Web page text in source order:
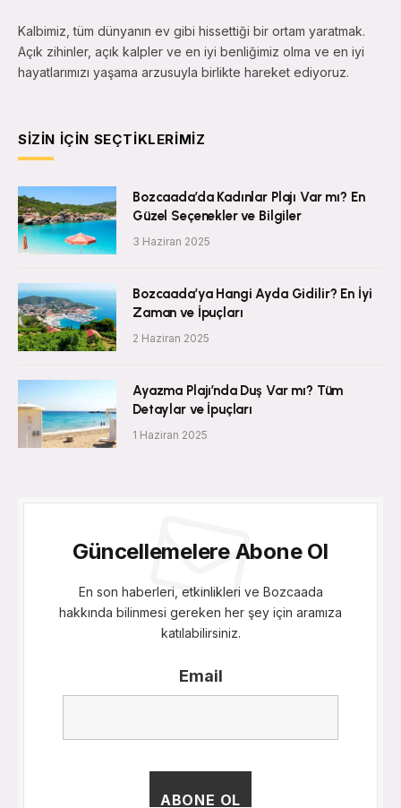
Kalbimiz, tüm dünyanın ev gibi hissettiği bir ortam yaratmak.
Açık zihinler, açık kalpler ve en iyi benliğimiz olma ve en iyi
hayatlarımızı yaşama arzusuyla birlikte hareket ediyoruz.
SIZIN İÇIN SEÇTIKLERIMIZ
Bozcaada’da Kadınlar Plajı Var mı? En
Güzel Seçenekler ve Bilgiler
3 Haziran 2025
Bozcaada’ya Hangi Ayda Gidilir? En İyi
Zaman ve İpuçları
2 Haziran 2025
Ayazma Plajı’nda Duş Var mı? Tüm
Detaylar ve İpuçları
1 Haziran 2025
Güncellemelere Abone Ol
En son haberleri, etkinlikleri ve Bozcaada
hakkında bilinmesi gereken her şey için aramıza
katılabilirsiniz.
Email